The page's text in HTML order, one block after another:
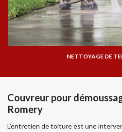
NETTOYAGE DE
Couvreur pour
Romery
L’entretien de toiture est une